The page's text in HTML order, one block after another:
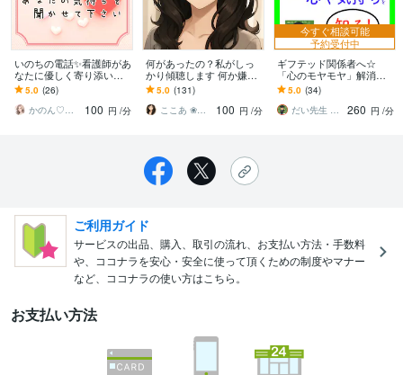
いのちの電話✨看護師があ
なたに優しく寄り添いま
す 死にたい・前に進めな
くて辛い時・どんな悩み
もしっかり聴きます
5.0 (26)
かのん♡癒しのお部屋
100 円 /分
何があったの？私がしっ
かり傾聴します 何か嫌な
ことあった？私が聴くか
ら電話してみて
5.0 (131)
ここあ ❀ぽかぽか相談室❀
100 円 /分
今すぐ相談可能
予約受付中
ギフテッド関係者へ☆
「心のモヤモヤ」解消し
ます 日本初！ギフテッド
専門のカウンセラーが、
あなたの悩みに共感☆
5.0 (34)
だい先生 ➡︎ ギフテッド（IQ142）
260 円 /分
ご利用ガイド
サービスの出品、購入、取引の流れ、お支払い方法・手数料
や、ココナラを安心・安全に使って頂くための制度やマナー
など、ココナラの使い方はこちら。
お支払い方法